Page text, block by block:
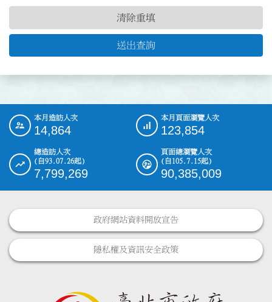
送出查詢
清除重填
::: 本月造訪人次
14,864
本月頁面瀏覽人次
123,854
總造訪人次
(自93.07.26起)
7,799,269
頁面總瀏覽人次
(自105.7.15起)
90,385,009
政府網站資料開放宣告
隱私權及資訊安全政策